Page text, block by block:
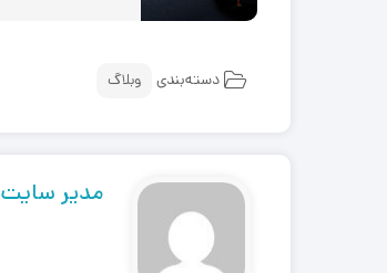
دسته‌بندی وبلاگ
مدیر سایت